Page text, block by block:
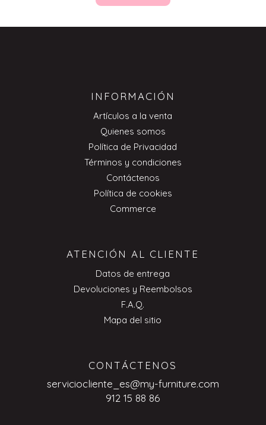
INFORMACIÓN
Artículos a la venta
Quienes somos
Política de Privacidad
Términos y condiciones
Contáctenos
Política de cookies
Commerce
ATENCIÓN AL CLIENTE
Datos de entrega
Devoluciones y Reembolsos
F.A.Q.
Mapa del sitio
CONTÁCTENOS
serviciocliente_es@my-furniture.com
912 15 88 86